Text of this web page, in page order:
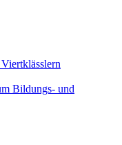
Bildungs- und